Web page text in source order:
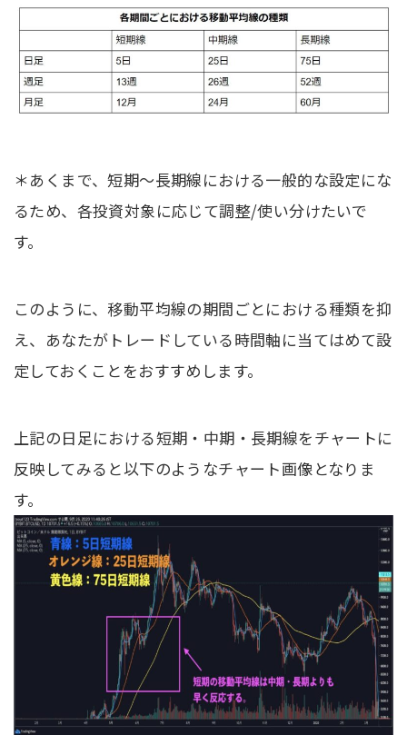
＊あくまで、短期〜長期線における一般的な設定にな
るため、各投資対象に応じて調整/使い分けたいで
す。
このように、移動平均線の期間ごとにおける種類を抑
え、あなたがトレードしている時間軸に当てはめて設
定しておくことをおすすめします。
上記の日足における短期・中期・長期線をチャートに
反映してみると以下のようなチャート画像となりま
す。